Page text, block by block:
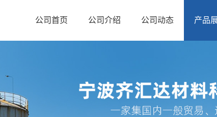
公司首页 公司介绍 公司动态 产品